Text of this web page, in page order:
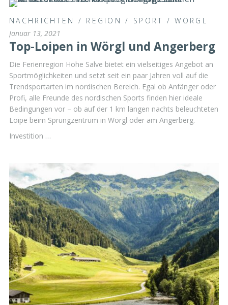
NACHRICHTEN / REGION / SPORT /WÖRGL
Januar 13, 2021
Top-Loipen in Wörgl und Angerberg
Die Ferienregion Hohe Salve bietet ein vielseitiges Angebot an
Sportmöglichkeiten und setzt seit ein paar Jahren voll auf die
Trendsportarten im nordischen Bereich. Egal ob Anfänger oder
Profi, alle Freunde des nordischen Sports finden hier ideale
Bedingungen vor – ob auf der 1 km langen nachts beleuchteten
Loipe beim Sprungzentrum in Wörgl oder am Angerberg.
Investition …